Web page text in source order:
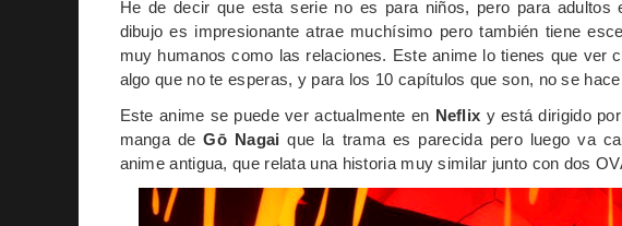
He de decir que esta serie no es para niños, pero para adultos
dibujo es impresionante atrae muchísimo pero también tiene
muy humanos como las relaciones. Este anime lo tienes que ver
algo que no te esperas, y para los 10 capítulos que son, no se
Este anime se puede ver actualmente en Neflix y está dirigido por
manga deGō Nagai que la trama es parecida pero luego va
anime antigua, que relata una historia muy similar junto con dos